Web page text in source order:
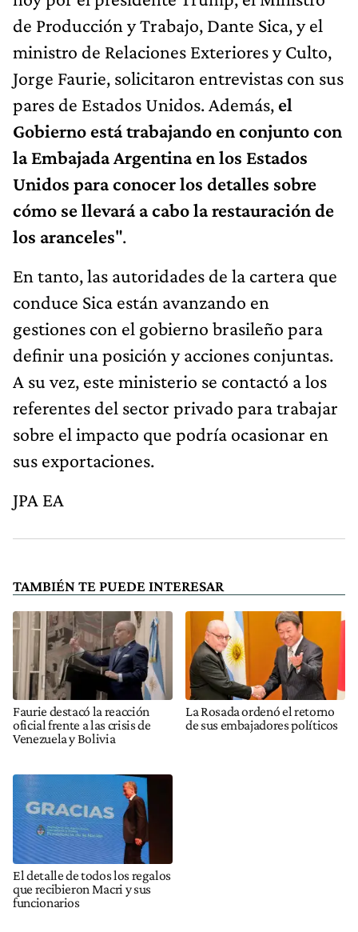
de Producción y Trabajo, Dante Sica, y el
ministro de Relaciones Exteriores y Culto,
Jorge Faurie, solicitaron entrevistas con sus
pares de Estados Unidos. Además, el
Gobierno está trabajando en conjunto con
la Embajada Argentina en los Estados
Unidos para conocer los detalles sobre
cómo se llevará a cabo la restauración de
los aranceles".
En tanto, las autoridades de la cartera que
conduce Sica están avanzando en
gestiones con el gobierno brasileño para
definir una posición y acciones conjuntas.
A su vez, este ministerio se contactó a los
referentes del sector privado para trabajar
sobre el impacto que podría ocasionar en
sus exportaciones.
JPA EA
TAMBIÉN TE PUEDE INTERESAR
Faurie destacó la reacción
oficial frente a las crisis de
Venezuela y Bolivia
La Rosada ordenó el retorno
de sus embajadores políticos
El detalle de todos los regalos
que recibieron Macri y sus
funcionarios